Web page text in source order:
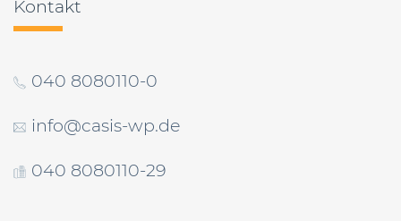
Kontakt
040 8080110-0
info@casis-wp.de
040 8080110-29